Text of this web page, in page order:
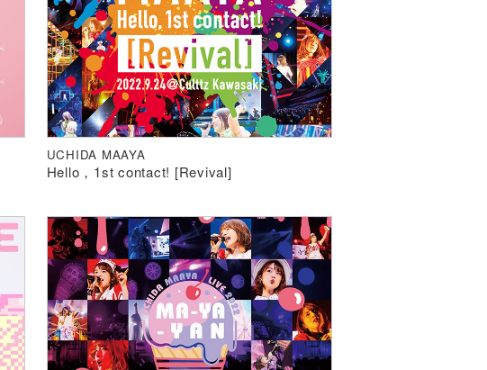
UCHIDA MAAYA
Hello，1st contact! [Revival]